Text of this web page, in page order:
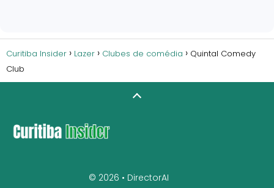
Curitiba Insider Lazer Clubes de comédia
Quintal Comedy
Club
© 2026 • DirectorAI